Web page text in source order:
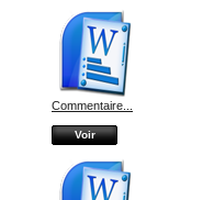
Commentaire...
Voir